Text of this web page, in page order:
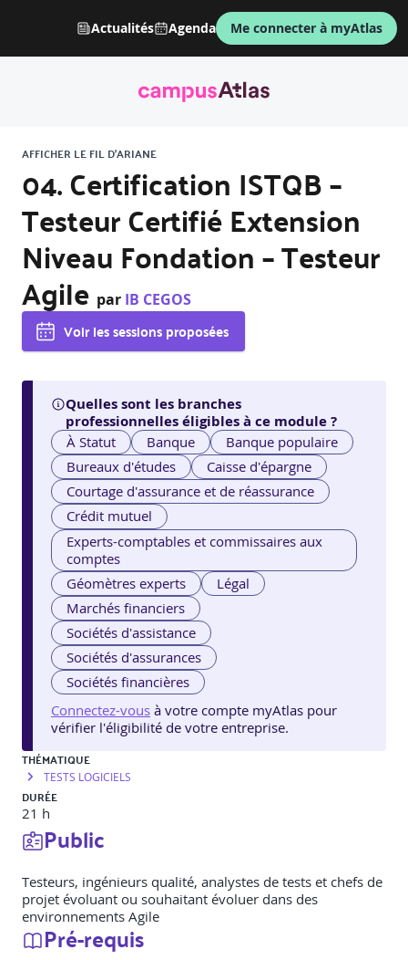
Actualités Agenda Me connecter à myAtlas
AFFICHER LE FIL D'ARIANE
04. Certification ISTQB –
Testeur Certifié Extension
Niveau Fondation – Testeur
Agile par IB CEGOS
Voir les sessions proposées
Quelles sont les branches
professionnelles éligibles à ce module ?
À Statut Banque
Banque populaire
Bureaux d'études
Caisse d'épargne
Courtage d'assurance et de réassurance
Crédit mutuel
Experts-comptables et commissaires aux
comptes
Géomètres experts
Légal
Marchés financiers
Sociétés d'assistance
Sociétés d'assurances
Sociétés financières
Connectez-vous à votre compte myAtlas pour
vérifier l'éligibilité de votre entreprise.
THÉMATIQUE
TESTS LOGICIELS
DURÉE
21 h
Public
Testeurs, ingénieurs qualité, analystes de tests et chefs de
projet évoluant ou souhaitant évoluer dans des
environnements Agile
Pré-requis